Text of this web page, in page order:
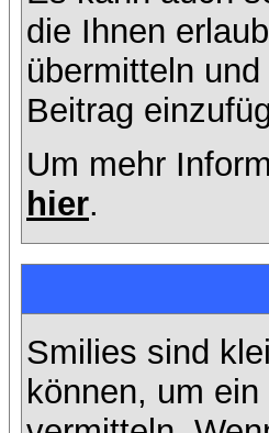
die Ihnen
übermitteln und
Beitrag
Um mehr
hier.
Smilies sind
können, um